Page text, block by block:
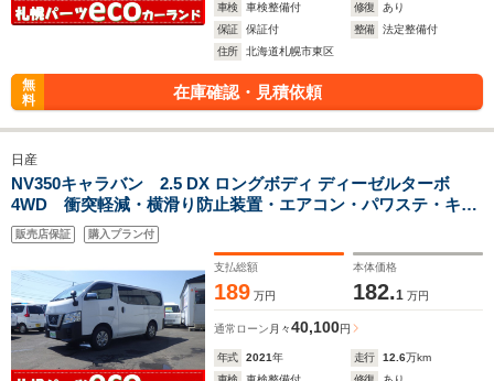
車検
車検整備付 修復
あり
保証
保証付 整備
法定整備付
住所
北海道札幌市東区
無
料
在庫確認・見積依頼
日産
NV350キャラバン 2.5 DX ロングボディ ディーゼルターボ
4WD 衝突軽減・横滑り防止装置・エアコン・パワステ・キー
レス・定員6名・積載1000KG
販売店保証 購入プラン付
支払総額
189 万円
本体価格
182.1 万円
通常ローン 月々40,100円
年式 2021年 走行 12.6万km